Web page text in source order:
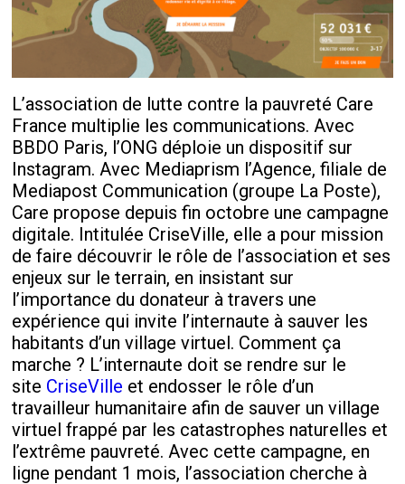
L’association de lutte contre la pauvreté Care
France multiplie les communications. Avec
BBDO Paris, l’ONG déploie un dispositif sur
Instagram. Avec Mediaprism l’Agence, filiale de
Mediapost Communication (groupe La Poste),
Care propose depuis fin octobre une campagne
digitale. Intitulée CriseVille, elle a pour mission
de faire découvrir le rôle de l’association et ses
enjeux sur le terrain, en insistant sur
l’importance du donateur à travers une
expérience qui invite l’internaute à sauver les
habitants d’un village virtuel. Comment ça
marche ? L’internaute doit se rendre sur le
site CriseVille et endosser le rôle d’un
travailleur humanitaire afin de sauver un village
virtuel frappé par les catastrophes naturelles et
l’extrême pauvreté. Avec cette campagne, en
ligne pendant 1 mois, l’association cherche à